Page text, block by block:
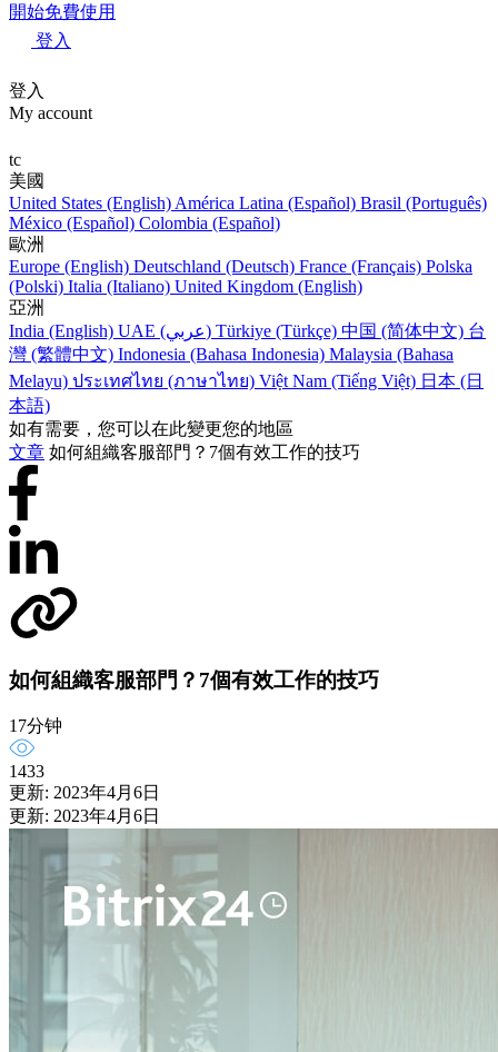
開始免費使用
登入
登入
My account
tc
美國
United States (English) América Latina (Español) Brasil (Português)
México (Español) Colombia (Español)
歐洲
Europe (English) Deutschland (Deutsch) France (Français) Polska
(Polski) Italia (Italiano) United Kingdom (English)
亞洲
India (English)
UAE (عربي) Türkiye (Türkçe) 中国 (简体中文) 台
灣 (繁體中文) Indonesia (Bahasa Indonesia) Malaysia (Bahasa
Melayu) ประเทศไทย (ภาษาไทย) Việt Nam (Tiếng Việt) 日本 (日
本語)
如有需要，您可以在此變更您的地區
文章 如何組織客服部門？7個有效工作的技巧
如何組織客服部門？7個有效工作的技巧
17分钟
1433
更新: 2023年4月6日
更新: 2023年4月6日